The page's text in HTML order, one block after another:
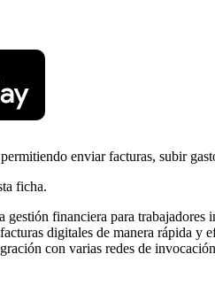
enviar facturas, subir
ficha.
financiera para
digitales de manera
con varias redes de